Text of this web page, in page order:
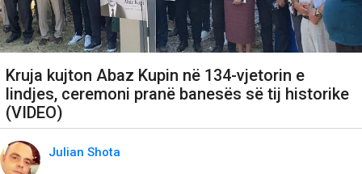
Kruja kujton Abaz Kupin në 134-vjetorin e
lindjes, ceremoni pranë banesës së tij historike
(VIDEO)
Julian Shota